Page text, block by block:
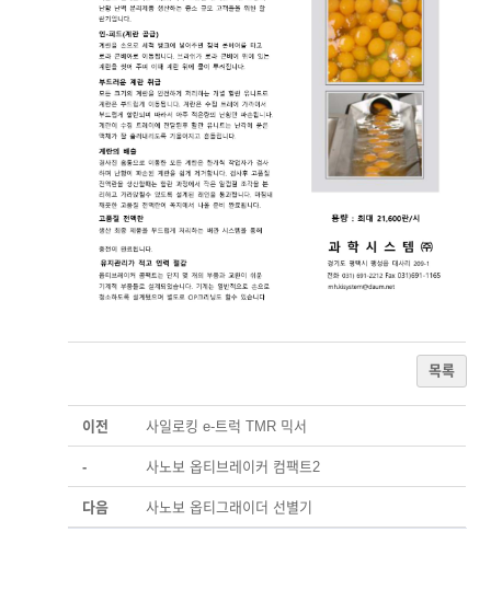
목록
이전 사일로킹 e-트럭 TMR 믹서
- 사노보 옵티브레이커 컴팩트2
다음 사노보 옵티그래이더 선별기